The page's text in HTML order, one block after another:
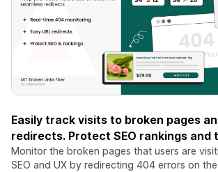
Easily track visits to broken pages
redirects. Protect SEO rankings and
Monitor the broken pages that users are
SEO and UX by redirecting 404 errors on